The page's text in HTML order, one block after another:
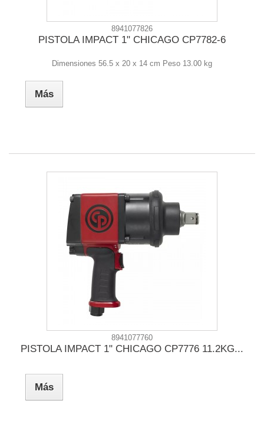
8941077826
PISTOLA IMPACT 1" CHICAGO CP7782-6
Dimensiones 56.5 x 20 x 14 cm Peso 13.00 kg
Más
8941077760
PISTOLA IMPACT 1" CHICAGO CP7776 11.2KG...
Más